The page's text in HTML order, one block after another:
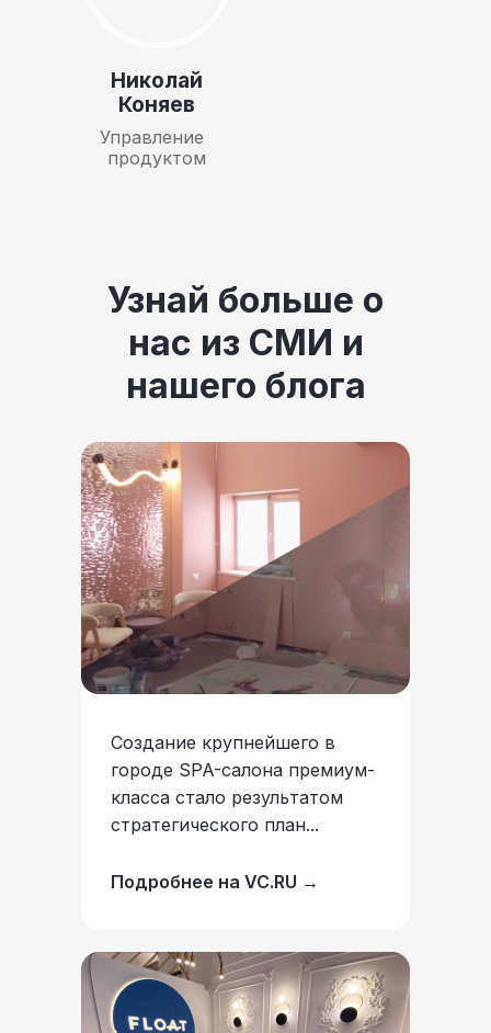
Николай
Коняев
Управление
продуктом
Узнай больше о
нас из СМИ и
нашего блога
Создание крупнейшего в
городе SPA-салона премиум-
класса стало результатом
стратегического план...
Подробнее на VC.RU →